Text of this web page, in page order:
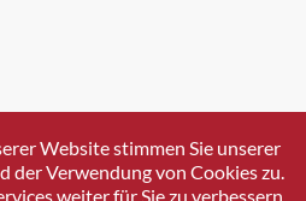
Website stimmen Sie unserer
der Verwendung von Cookies zu.
weiter für Sie zu verbessern.